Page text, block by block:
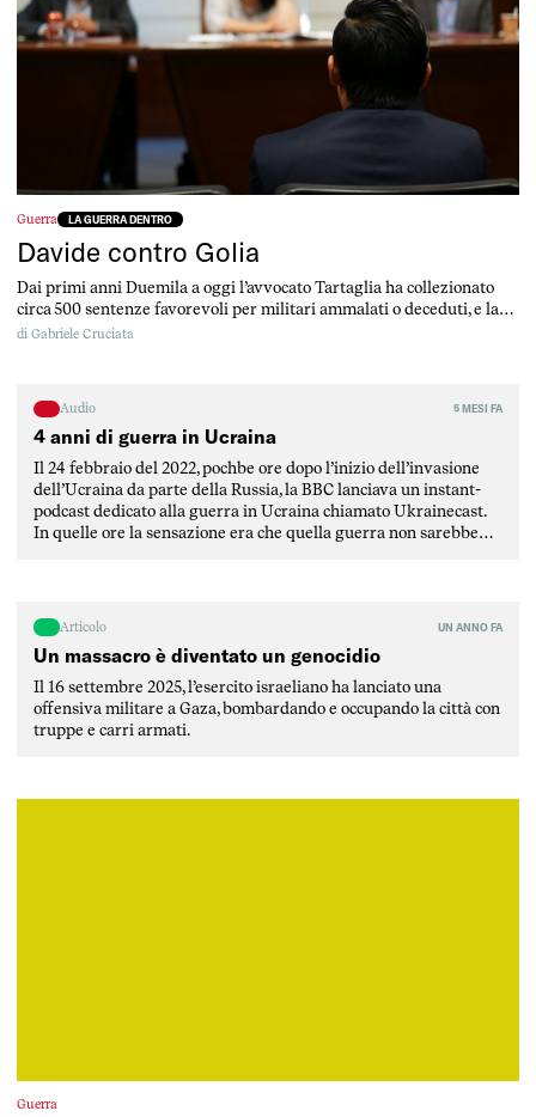
Guerra LA GUERRA DENTRO
Davide contro Golia
Dai primi anni Duemila a oggi l’avvocato Tartaglia ha collezionato
circa 500 sentenze favorevoli per militari ammalati o deceduti, e la
sua attività ha ispirato avvocati di altri paesi ad avviare cause simili
di Gabriele Cruciata
Audio 5 MESI FA
4 anni di guerra in Ucraina
Il 24 febbraio del 2022, pochbe ore dopo l’inizio dell’invasione
dell’Ucraina da parte della Russia, la BBC lanciava un instant-
podcast dedicato alla guerra in Ucraina chiamato Ukrainecast.
In quelle ore la sensazione era che quella guerra non sarebbe
Articolo UN ANNO FA
Un massacro è diventato un genocidio
Il 16 settembre 2025, l’esercito israeliano ha lanciato una
offensiva militare a Gaza, bombardando e occupando la città con
truppe e carri armati.
Guerra